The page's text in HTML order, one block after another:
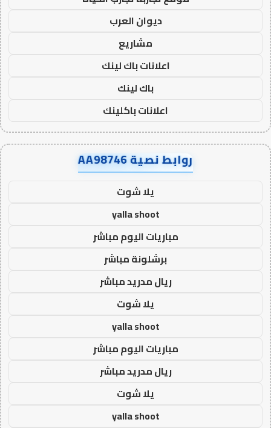
ديوان العرب
مشاريع
اعلانات باك لينك
باك لينك
اعلانات باكلينك
روابط نصية AA98746
يلا شوت
yalla shoot
مباريات اليوم مباشر
برشلونة مباشر
ريال مدريد مباشر
يلا شوت
yalla shoot
مباريات اليوم مباشر
ريال مدريد مباشر
يلا شوت
yalla shoot